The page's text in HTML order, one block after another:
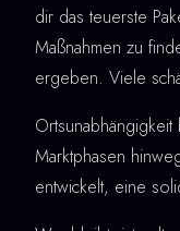
dir das teuerste
Maßnahmen zu
ergeben. Viele
Marktphasen
entwickelt, eine